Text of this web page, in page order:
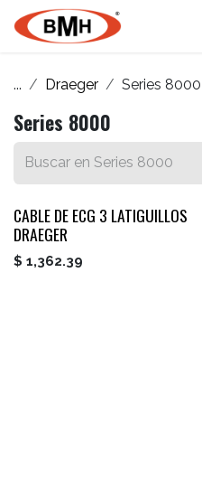
Ir al contenido
... Draeger Series 8000
Series 8000
CABLE DE ECG 3 LATIGUILLOS
DRAEGER
$ 1,362.39